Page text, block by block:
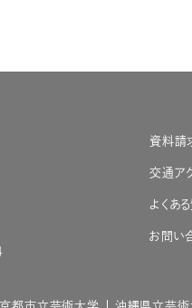
資料請
交通ア
よくあ
お問い